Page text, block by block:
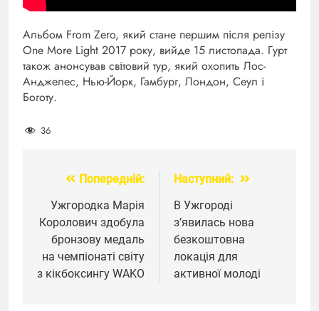
Альбом From Zero, який стане першим після релізу
One More Light 2017 року, вийде 15 листопада. Гурт
також анонсував світовий тур, який охопить Лос-
Анджелес, Нью-Йорк, Гамбург, Лондон, Сеул і
Боготу.
36
Навігація
записів
Попередній:
Ужгородка Марія
Королович здобула
бронзову медаль
на чемпіонаті світу
з кікбоксингу WAKO
Наступний:
В Ужгороді
з’явилась нова
безкоштовна
локація для
активної молоді